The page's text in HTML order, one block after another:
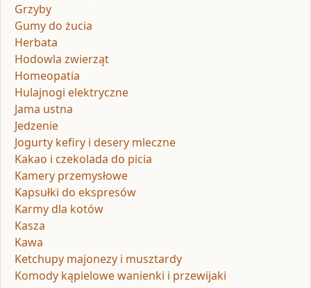
Grzyby
Gumy do żucia
Herbata
Hodowla zwierząt
Homeopatia
Hulajnogi elektryczne
Jama ustna
Jedzenie
Jogurty kefiry i desery mleczne
Kakao i czekolada do picia
Kamery przemysłowe
Kapsułki do ekspresów
Karmy dla kotów
Kasza
Kawa
Ketchupy majonezy i musztardy
Komody kąpielowe wanienki i przewijaki